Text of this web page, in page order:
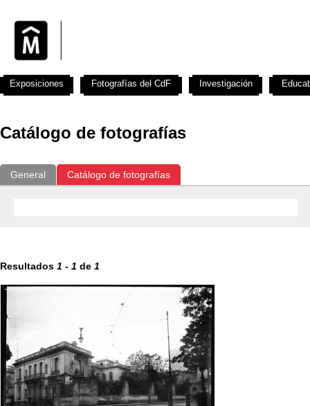
Catálogo de fotografías
General Catálogo de fotografías
Resultados 1 - 1 de 1
Exposiciones Fotografías del CdF Investigación